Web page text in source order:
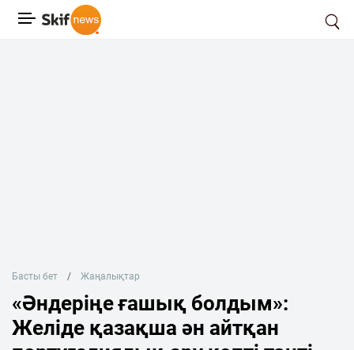
Басты бет Жаңалықтар
«Әндеріңе ғашық болдым»:
Желіде қазақша ән айтқан